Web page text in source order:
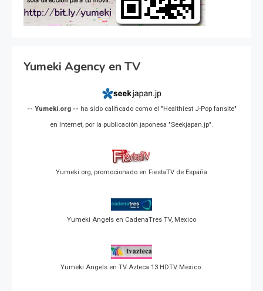
Yumeki Agency en TV
-- Yumeki.org -- ha sido calificado como el "Healthiest J-Pop fansite"
en Internet, por la publicación japonesa "Seekjapan.jp".
Yumeki.org, promocionado en FiestaTV de España
Yumeki Angels en CadenaTres TV, Mexico
Yumeki Angels en TV Azteca 13 HDTV Mexico.